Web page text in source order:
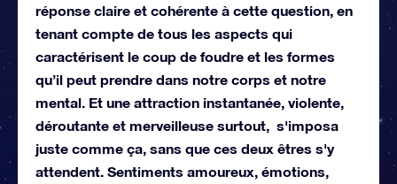
réponse claire et cohérente à cette question, en
tenant compte de tous les aspects qui
caractérisent le coup de foudre et les formes
qu’il peut prendre dans notre corps et notre
mental. Et une attraction instantanée, violente,
déroutante et merveilleuse surtout, s'imposa
juste comme ça, sans que ces deux êtres s'y
attendent. Sentiments amoureux, émotions,